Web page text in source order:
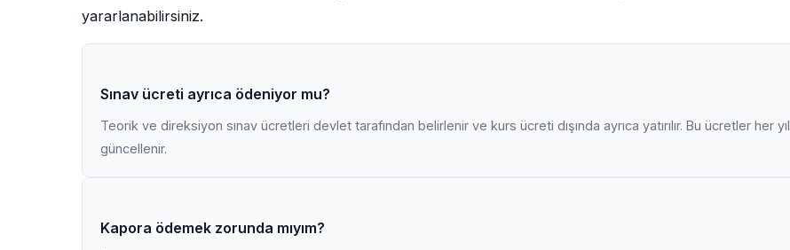
yararlanabilirsiniz.
Sınav ücreti ayrıca ödeniyor mu?
Teorik ve direksiyon sınav ücretleri devlet tarafından belirlenir ve kurs ücreti dışında ayrıca yatırılır. Bu ücretler her yıl
güncellenir.
Kapora ödemek zorunda mıyım?